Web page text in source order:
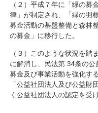
（２）平成７年に「緑の募
律」が制定され、「緑の羽
募金活動の基盤整備と森林
の募金」に移行した。
（３）このような状況を踏
に解消し、民法第 34条の公
募金及び事業活動を強化す
「公益社団法人及び公益財
く公益社団法人の認定を受